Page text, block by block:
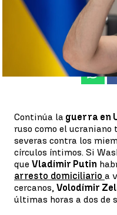
Jorge Martínez
Actualizado: 01
Publicado:
01
Continúa la guerra en
ruso como el ucraniano
severas contra los
círculos íntimos. Si
que Vladímir Putin
arresto domiciliario a
cercanos, Volodímir
últimas horas a dos de